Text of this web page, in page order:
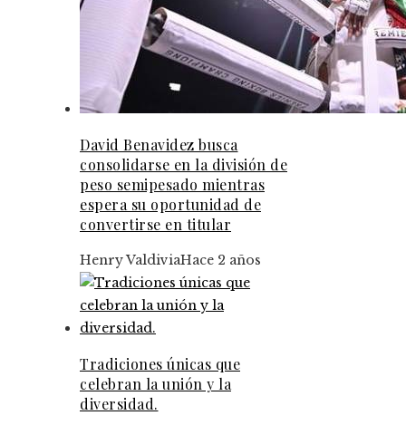
David Benavidez busca
consolidarse en la división de
peso semipesado mientras
espera su oportunidad de
convertirse en titular
Henry ValdiviaHace 2 años
Tradiciones únicas que
celebran la unión y la
diversidad.